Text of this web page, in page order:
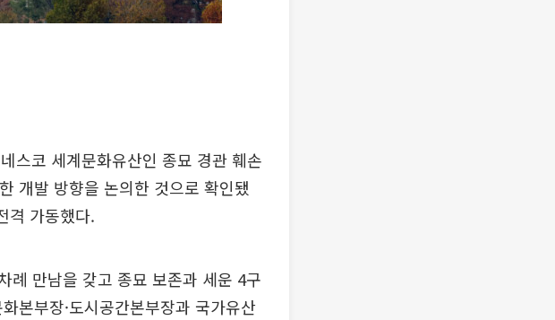
스코 세계문화유산인 종묘 경관 훼손
개발 방향을 논의한 것으로 확인됐
격 가동했다.
례 만남을 갖고 종묘 보존과 세운 4구
본부장·도시공간본부장과 국가유산